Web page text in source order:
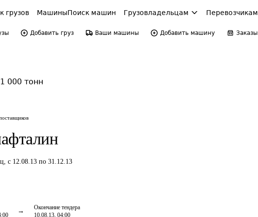
грузов МашиныПоиск машин Грузовладельцам Перевозчикам
Добавить груз Ваши машины Добавить машину Заказы
000 тонн
, с 12.08.13 по 31.12.13
Окончание тендера
10.08.13, 04:00